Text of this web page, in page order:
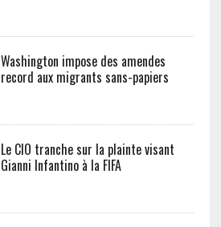
Washington impose des amendes
record aux migrants sans-papiers
Le CIO tranche sur la plainte visant
Gianni Infantino à la FIFA